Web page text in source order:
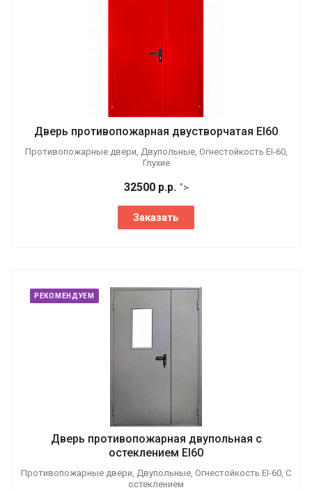
Дверь противопожарная двустворчатая EI60
Противопожарные двери, Двупольные, Огнестойкость EI-60,
Глухие
32500 р.р. ">
Заказать
РЕКОМЕНДУЕМ
Дверь противопожарная двупольная с
остеклением EI60
Противопожарные двери, Двупольные, Огнестойкость EI-60, С
остеклением